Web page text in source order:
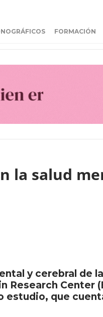
FORMACIÓN
la salud
y cerebral de
Research Center
estudio, que